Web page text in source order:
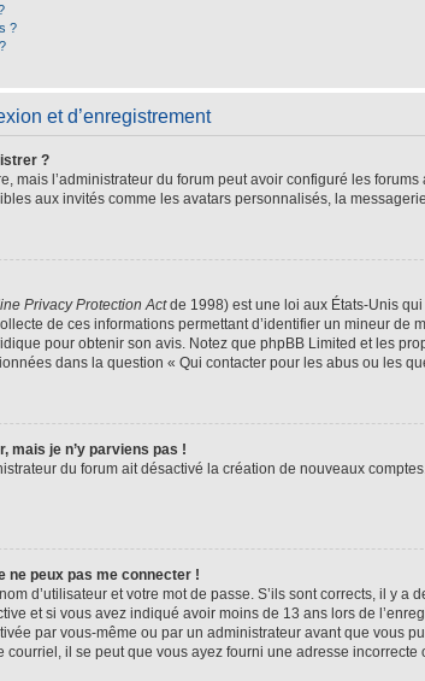
?
et d’enregistrement
?
mais l’administrateur du forum peut avoir configuré les
aux invités comme les avatars personnalisés, la
Privacy Protection Actde 1998) est une loi aux États-Unis
de ces informations permettant d’identifier un mineur
pour obtenir son avis. Notez que phpBB Limited et les
dans la question « Qui contacter pour les abus ou les
mais je n’y parviens pas !
du forum ait désactivé la création de nouveaux
ne peux pas me connecter !
d’utilisateur et votre mot de passe. S’ils sont corrects, il y a
et si vous avez indiqué avoir moins de 13 ans lors de
par vous-même ou par un administrateur avant que vous
courriel, il se peut que vous ayez fourni une adresse